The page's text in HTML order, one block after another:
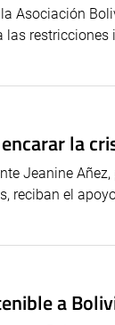
Asociación
la
Jeanine
reciban el
a